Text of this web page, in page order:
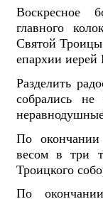
Воскресное
главного
Святой
епархии
Разделить
собрались
По
весом в три
Троицкого
По